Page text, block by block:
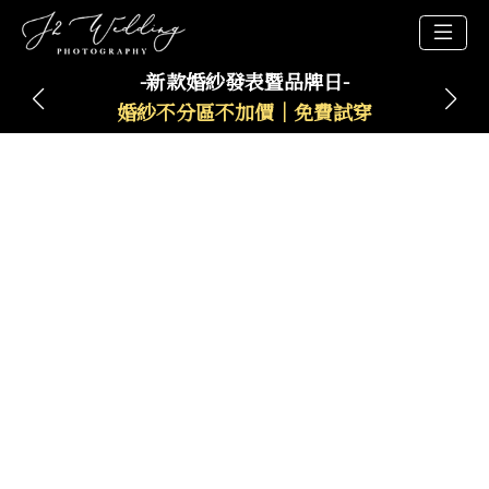
-新款婚紗發表暨品牌日-
婚紗不分區不加價｜免費試穿